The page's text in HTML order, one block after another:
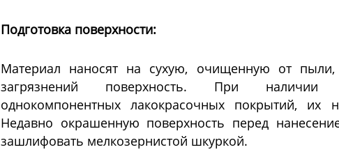
Подготовка поверхности:
Материал наносят на сухую, очищенную от
загрязнений поверхность. При наличии
однокомпонентных лакокрасочных покрытий, их
Недавно окрашенную поверхность перед
зашлифовать мелкозернистой шкуркой.